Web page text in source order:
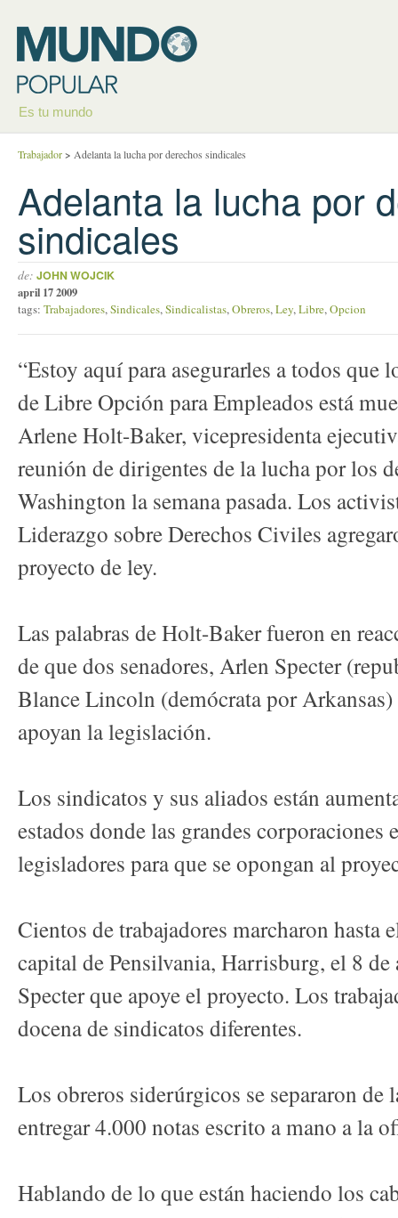
Es tu mundo
Trabajador> Adelanta la lucha por derechos sindicales
Adelanta la lucha por
sindicales
de: JOHN WOJCIK
april 17 2009
tags: Trabajadores,Sindicales,Sindicalistas,Obreros,Ley,Libre,Opcion
“Estoy aquí para asegurarles a todos que
de Libre Opción para Empleados está
Arlene Holt-Baker, vicepresidenta
reunión de dirigentes de la lucha por los
Washington la semana pasada. Los
Liderazgo sobre Derechos Civiles
proyecto de ley.
Las palabras de Holt-Baker fueron en
de que dos senadores, Arlen Specter
Blance Lincoln (demócrata por
apoyan la legislación.
Los sindicatos y sus aliados están
estados donde las grandes corporaciones
legisladores para que se opongan al
Cientos de trabajadores marcharon hasta
capital de Pensilvania, Harrisburg, el 8
Specter que apoye el proyecto. Los
docena de sindicatos diferentes.
Los obreros siderúrgicos se separaron de
entregar 4.000 notas escrito a mano a la
Hablando de lo que están haciendo los